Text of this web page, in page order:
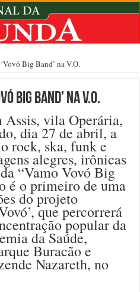
Big Band’ na V.O.
Big Band’ na V.O.
vila Operária,
dia 27 de abril, a
rock, ska, funk e
alegres, irônicas
“Vamo Vovó Big
é o primeiro de uma
do projeto
que percorrerá
popular da
da Saúde,
Buracão e
Nazareth, no